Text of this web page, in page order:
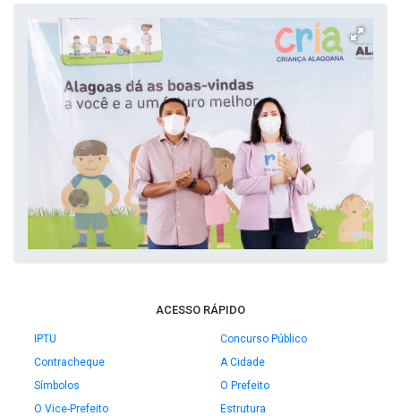
ACESSO RÁPIDO
IPTU
Concurso Público
Contracheque
A Cidade
Símbolos
O Prefeito
O Vice-Prefeito
Estrutura